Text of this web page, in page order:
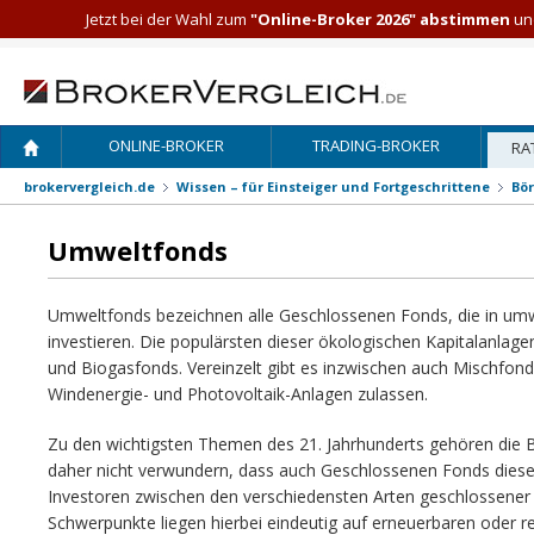
ONLINE-BROKER TRADING-BROKER
brokervergleich.de Wissen – für Einsteiger und Fortgeschrittene
Umweltfonds
Umweltfonds bezeichnen alle Geschlossenen Fonds, die in
investieren. Die populärsten dieser ökologischen
und Biogasfonds. Vereinzelt gibt es inzwischen auch
Windenergie- und Photovoltaik-Anlagen zulassen.
Zu den wichtigsten Themen des 21. Jahrhunderts gehören die
daher nicht verwundern, dass auch Geschlossenen Fonds
Investoren zwischen den verschiedensten Arten
Schwerpunkte liegen hierbei eindeutig auf erneuerbaren oder
Jetzt bei der Wahl zum "Online-Broker 2026" abstimmen